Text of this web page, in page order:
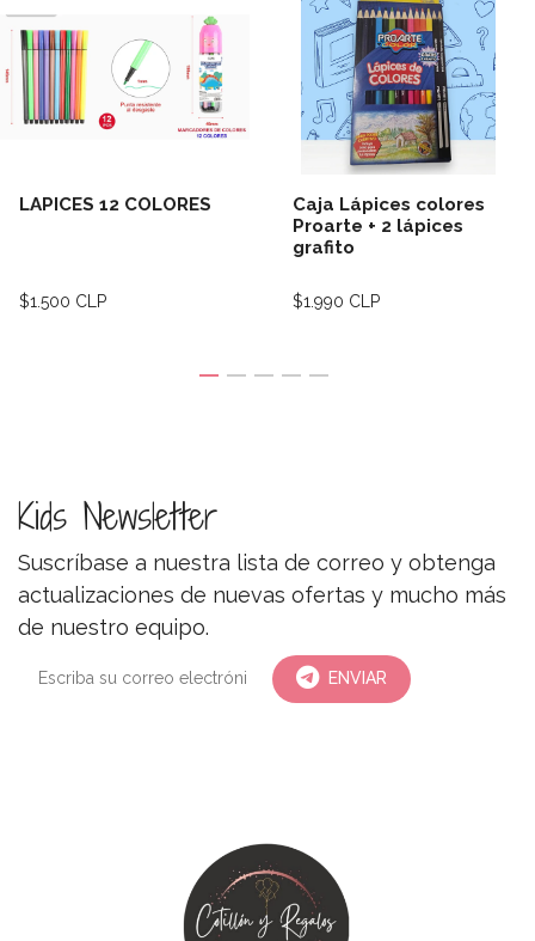
LAPICES 12 COLORES
$1.500 CLP
Caja Lápices colores
Proarte + 2 lápices
grafito
$1.990 CLP
Kids Newsletter
Suscríbase a nuestra lista de correo y obtenga
actualizaciones de nuevas ofertas y mucho más
de nuestro equipo.
ENVIAR